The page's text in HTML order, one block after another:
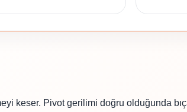
keser. Pivot gerilimi doğru olduğunda